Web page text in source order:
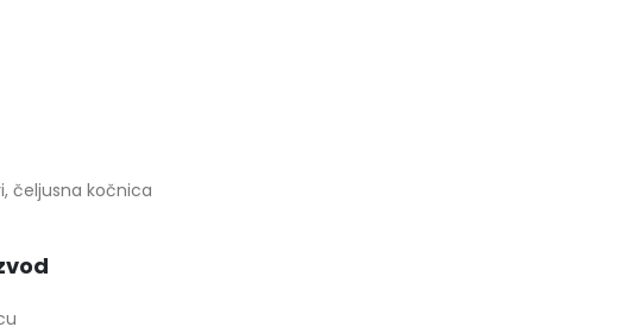
čeljusna kočnica